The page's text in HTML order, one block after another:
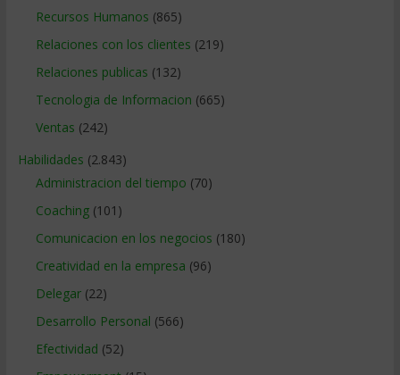
Recursos Humanos (865)
Relaciones con los clientes (219)
Relaciones publicas (132)
Tecnologia de Informacion (665)
Ventas (242)
Habilidades (2.843)
Administracion del tiempo (70)
Coaching(101)
Comunicacion en los negocios (180)
Creatividad en la empresa (96)
Delegar(22)
Desarrollo Personal (566)
Efectividad (52)